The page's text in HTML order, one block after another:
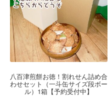
八百津煎餅お徳！割れせん詰め合
わせセット（一斗缶サイズ段ボー
ル）1箱【予約受付中】